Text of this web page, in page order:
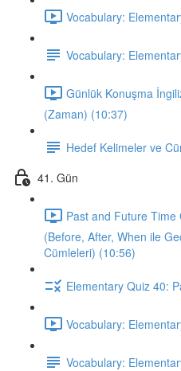
Vocabulary:
Vocabulary:
Günlük Konuşma
(Zaman) (10:37)
Hedef Kelimeler ve
41. Gün
Past and Future Time
(Before, After, When ile
Cümleleri) (10:56)
Elementary Quiz 40:
Vocabulary:
Vocabulary: